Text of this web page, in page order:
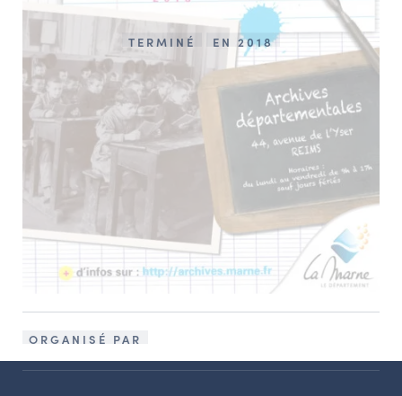
TERMINÉ EN 2018
ORGANISÉ PAR